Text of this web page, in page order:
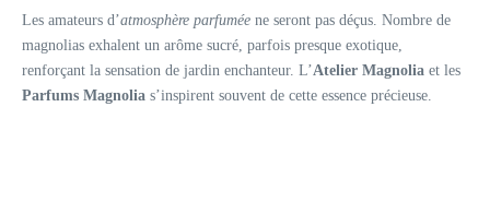
Les amateurs d’atmosphère parfumée ne seront pas déçus. Nombre de
magnolias exhalent un arôme sucré, parfois presque exotique,
renforçant la sensation de jardin enchanteur. L’Atelier Magnolia et les
Parfums Magnolia s’inspirent souvent de cette essence précieuse.